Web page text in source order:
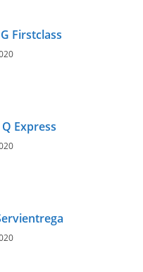
Firstclass
Express